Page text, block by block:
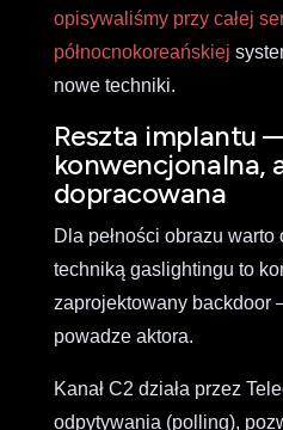
opisywaliśmy przy całej
północnokoreańskiej
nowe techniki.
Reszta implantu
konwencjonalna,
dopracowana
Dla pełności obrazu
techniką gaslightingu to
zaprojektowany backdoor
powadze aktora.
Kanał C2 działa przez
odpytywania (polling),